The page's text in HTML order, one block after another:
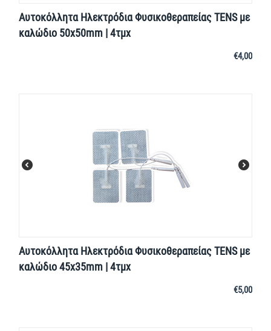
Αυτοκόλλητα Ηλεκτρόδια Φυσικοθεραπείας TENS με
καλώδιο 50x50mm | 4τμχ
€4,00
Αυτοκόλλητα Ηλεκτρόδια Φυσικοθεραπείας TENS με
καλώδιο 45x35mm | 4τμχ
€5,00